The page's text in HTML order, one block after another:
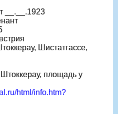
__.__.1923
Шистатгассе,
площадь у
html/info.htm?